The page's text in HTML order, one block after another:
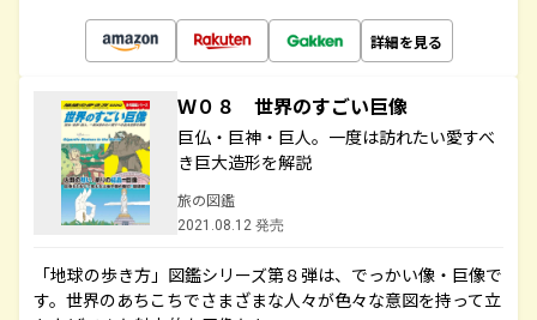
詳細を見る
Ｗ０８ 世界のすごい巨像
巨仏・巨神・巨人。一度は訪れたい愛すべ
き巨大造形を解説
旅の図鑑
2021.08.12 発売
「地球の歩き方」図鑑シリーズ第８弾は、でっかい像・巨像で
す。世界のあちこちでさまざまな人々が色々な意図を持って立